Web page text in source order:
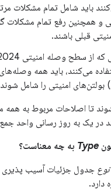
باید شامل تمام مشکلات
و همچنین رفع تمام مشکلات
قبلی باشند.
می‌کنند، باید همه وصله‌های
بولتن‌های امنیتی را شامل
تا اصلاحات مربوط به همه
در یک به روز رسانی واحد
Type به چه معناست؟
نوع جدول جزئیات آسیب پذیری
دارد.